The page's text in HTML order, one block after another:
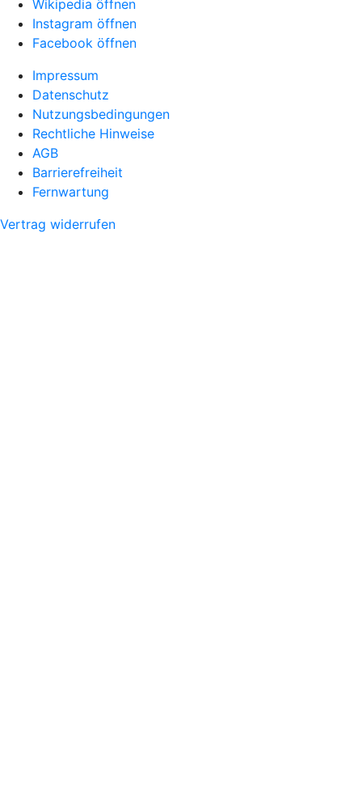
Wikipedia öffnen
Instagram öffnen
Facebook öffnen
Impressum
Datenschutz
Nutzungsbedingungen
Rechtliche Hinweise
AGB
Barrierefreiheit
Fernwartung
Vertrag widerrufen